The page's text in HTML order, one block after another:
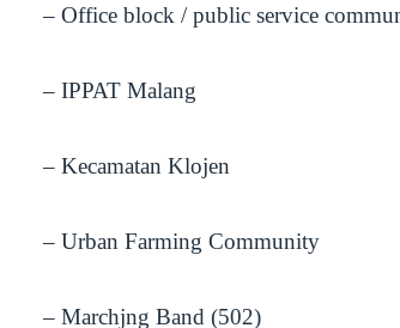
– Office block / public service
– IPPAT Malang
– Kecamatan Klojen
– Urban Farming Community
– Marchjng Band (502)